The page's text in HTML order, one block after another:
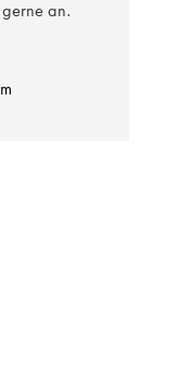
an.